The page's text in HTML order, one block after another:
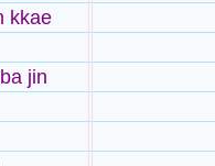
kkae
jin